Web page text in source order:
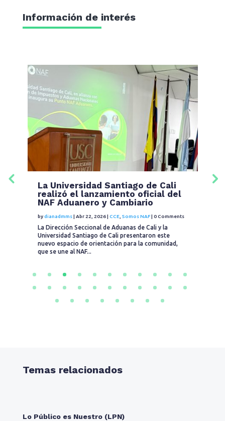
Información de interés
La Universidad Santiago de Cali
realizó el lanzamiento oficial del
NAF Aduanero y Cambiario
by dianadmms | Abr 22, 2026 | CCE, Somos NAF | 0 Comments
La Dirección Seccional de Aduanas de Cali y la
Universidad Santiago de Cali presentaron este
nuevo espacio de orientación para la comunidad,
que se une al NAF...
Temas relacionados
Lo Público es Nuestro (LPN)